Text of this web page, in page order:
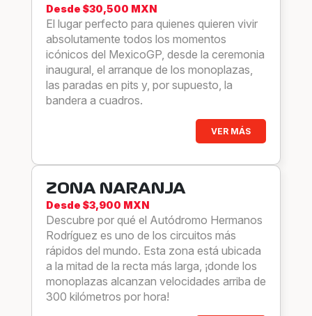
Desde $30,500 MXN
El lugar perfecto para quienes quieren vivir
absolutamente todos los momentos
icónicos del MexicoGP, desde la ceremonia
inaugural, el arranque de los monoplazas,
las paradas en pits y, por supuesto, la
bandera a cuadros.
VER MÁS
ZONA NARANJA
Desde $3,900 MXN
Descubre por qué el Autódromo Hermanos
Rodríguez es uno de los circuitos más
rápidos del mundo. Esta zona está ubicada
a la mitad de la recta más larga, ¡donde los
monoplazas alcanzan velocidades arriba de
300 kilómetros por hora!